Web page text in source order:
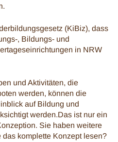
(KiBiz), dass
, Bildungs- und
in NRW
und Aktivitäten, die
werden, können die
auf Bildung und
werden.Das ist nur ein
Sie haben weitere
komplette Konzept lesen?